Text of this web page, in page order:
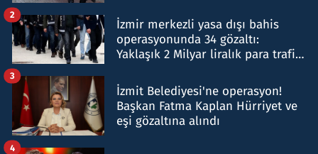
İzmir merkezli yasa dışı bahis
operasyonunda 34 gözaltı:
Yaklaşık 2 Milyar liralık para trafiği
2
İzmit Belediyesi'ne operasyon!
Başkan Fatma Kaplan Hürriyet ve
eşi gözaltına alındı
3
4